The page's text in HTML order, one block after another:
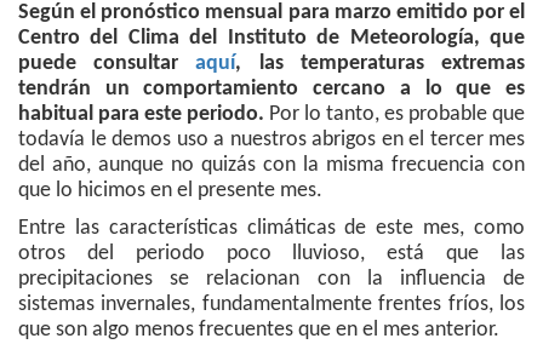
Según el pronóstico mensual para marzo emitido por el
Centro del Clima del Instituto de Meteorología, que
puede consultaraquí, las temperaturas extremas
tendrán un comportamiento cercano a lo que es
habitual para este periodo. Por lo tanto, es probable que
todavía le demos uso a nuestros abrigos en el tercer mes
del año, aunque no quizás con la misma frecuencia con
que lo hicimos en el presente mes.
Entre las características climáticas de este mes, como
otros del periodo poco lluvioso, está que las
precipitaciones se relacionan con la influencia de
sistemas invernales, fundamentalmente frentes fríos, los
que son algo menos frecuentes que en el mes anterior.